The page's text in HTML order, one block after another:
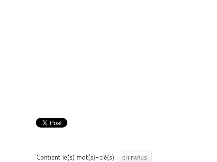
Contient le(s) mot(s)-clé(s) :
CHIPARUS